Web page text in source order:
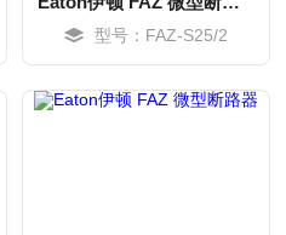
型号：FAZ-S25/2